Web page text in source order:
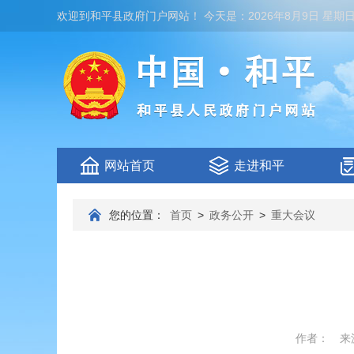
欢迎到和平县政府门户网站 ！ 今天是： 2026年8月9日 星期
网站首页 走进和平
您的位置： 首页 > 政务公开 > 重大会议
作者： 来